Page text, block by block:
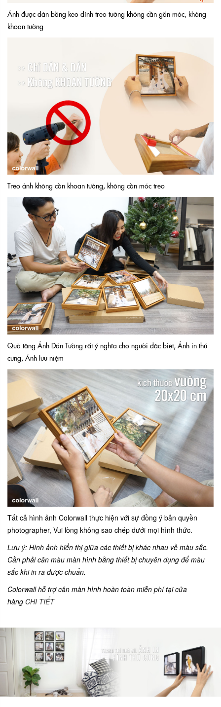
Ảnh được dán bằng keo dính treo tường không cần gắn móc, không
khoan tường
Treo ảnh không cần khoan tường, không cần móc treo
Quà tặng Ảnh Dán Tường rất ý nghĩa cho người đặc biệt, Ảnh in thú
cưng, Ảnh lưu niệm
Tất cả hình ảnh Colorwall thực hiện với sự đồng ý bản quyền
photographer, Vui lòng không sao chép dưới mọi hình thức.
Lưu ý: Hình ảnh hiển thị giữa các thiết bị khác nhau về màu sắc.
Cần phải cân màu màn hình bằng thiết bị chuyên dụng để màu
sắc khi in ra được chuẩn.
Colorwall hỗ trợ cân màn hình hoàn toàn miễn phí tại cửa
hàng CHI TIẾT